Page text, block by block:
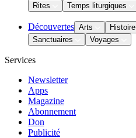
Rites
Temps liturgiques
Découvertes Arts Histoire
Sanctuaires
Voyages
Services
Newsletter
Apps
Magazine
Abonnement
Don
Publicité